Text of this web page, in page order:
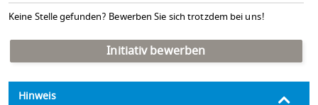
Keine Stelle gefunden? Bewerben Sie sich trotzdem bei uns!
Initiativ bewerben
Hinweis